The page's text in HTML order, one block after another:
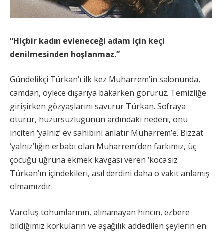
“Hiçbir kadın evleneceği adam için keçi
denilmesinden hoşlanmaz.”
Gündelikçi Türkan’ı ilk kez Muharrem’in salonunda,
camdan, öylece dışarıya bakarken görürüz. Temizliğe
girişirken gözyaşlarını savurur Türkan. Sofraya
oturur, huzursuzluğunun ardındaki nedeni, onu
inciten ‘yalnız’ ev sahibini anlatır Muharrem’e. Bizzat
‘yalnız’lığın erbabı olan Muharrem’den farkımız, üç
çocuğu uğruna ekmek kavgası veren ‘koca’sız
Türkan’ın içindekileri, asıl derdini daha o vakit anlamış
olmamızdır.
Varoluş tohumlarının, alınamayan hıncın, ezbere
bildiğimiz korkuların ve aşağılık addedilen şeylerin en